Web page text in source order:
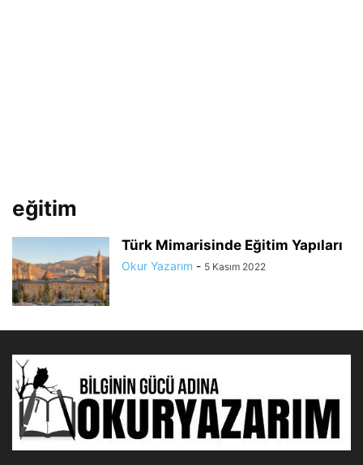
eğitim
Türk Mimarisinde Eğitim Yapıları
Okur Yazarım - 5 Kasım 2022